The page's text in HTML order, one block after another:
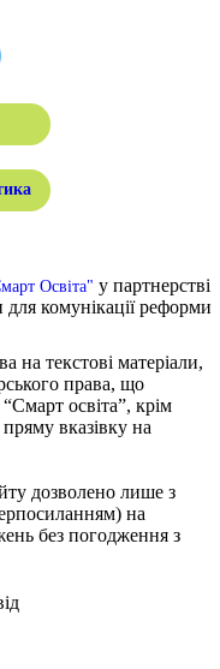
Освіта" у партнерстві
для комунікації реформи
на текстові матеріали,
права, що
освіта”, крім
пряму вказівку на
дозволено лише з
на
без погодження з